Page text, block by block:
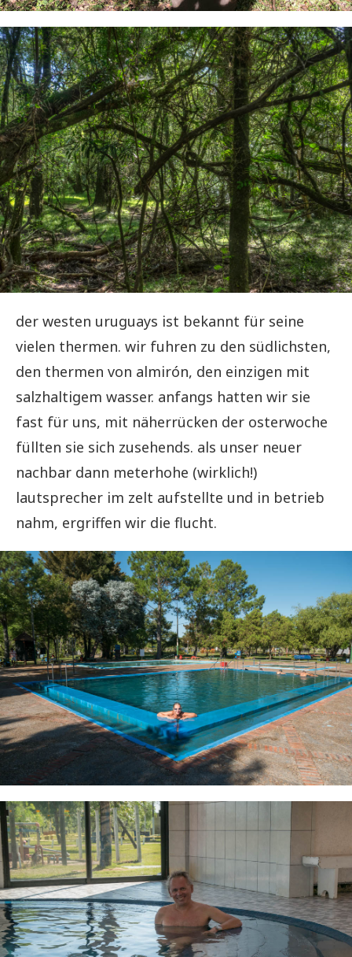
der westen uruguays ist bekannt für seine
vielen thermen. wir fuhren zu den südlichsten,
den thermen von almirón, den einzigen mit
salzhaltigem wasser. anfangs hatten wir sie
fast für uns, mit näherrücken der osterwoche
füllten sie sich zusehends. als unser neuer
nachbar dann meterhohe (wirklich!)
lautsprecher im zelt aufstellte und in betrieb
nahm, ergriffen wir die flucht.